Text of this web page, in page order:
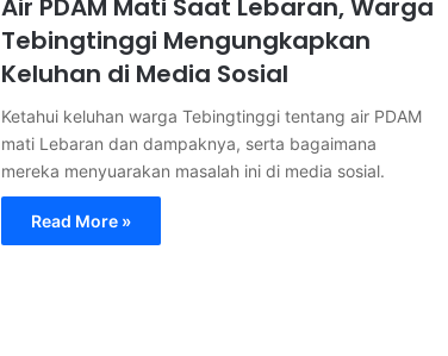
Air PDAM Mati Saat Lebaran, Warga
Tebingtinggi Mengungkapkan
Keluhan di Media Sosial
Ketahui keluhan warga Tebingtinggi tentang air PDAM
mati Lebaran dan dampaknya, serta bagaimana
mereka menyuarakan masalah ini di media sosial.
Read More »